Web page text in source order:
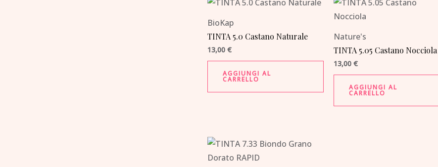
BioKap
TINTA 5.0 Castano Naturale
13,00 €
AGGIUNGI AL
CARRELLO
Nature's
TINTA 5.05 Castano Nocciola
13,00€
AGGIUNGI AL
CARRELLO